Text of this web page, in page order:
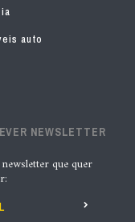
auto
NEWSLETTER
que quer